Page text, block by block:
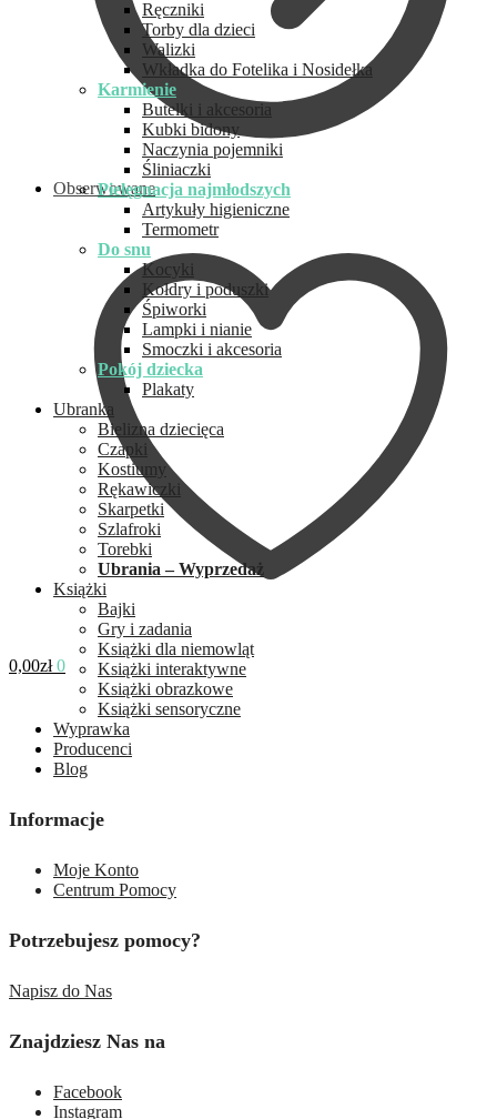
Obserwowane
0,00zł 0
Ręczniki
Torby dla dzieci
Walizki
Wkładka do Fotelika i Nosidełka
Karmienie
Butelki i akcesoria
Kubki bidony
Naczynia pojemniki
Śliniaczki
Pielęgnacja najmłodszych
Artykuły higieniczne
Termometr
Do snu
Kocyki
Kołdry i poduszki
Śpiworki
Lampki i nianie
Smoczki i akcesoria
Pokój dziecka
Plakaty
Ubranka
Bielizna dziecięca
Czapki
Kostiumy
Rękawiczki
Skarpetki
Szlafroki
Torebki
Ubrania – Wyprzedaż
Książki
Bajki
Gry i zadania
Książki dla niemowląt
Książki interaktywne
Książki obrazkowe
Książki sensoryczne
Wyprawka
Producenci
Blog
Informacje
Moje Konto
Centrum Pomocy
Potrzebujesz pomocy?
Napisz do Nas
Znajdziesz Nas na
Facebook
Instagram